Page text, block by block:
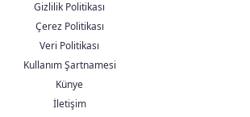
Trump'tan İran açıklaması: "Savaş çok
yakında bitecek"
Avcılar Belediyesi soruşturmasında 12
şüpheli adliyede
Gizlilik Politikası
Çerez Politikası
Veri Politikası
Kullanım Şartnamesi
Künye
İletişim